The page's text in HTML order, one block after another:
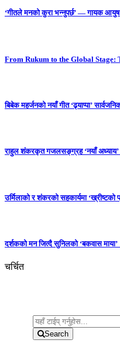
‘गीतले मनको कुरा भन्नुपर्छ’ — गायक
From Rukum to the Global Stage:
बिबेक महर्जनको नयाँ गीत ‘ढ्याप्पा’
राहुल शंकरकृत गजलसङ्ग्रह ‘नयाँ अध्याय’
उर्मिलाको र शंकरको सहकार्यमा ‘ख्रीष्टको
दर्शकको मन जित्दै सुनिलको ‘बकवास
चर्चित
Search